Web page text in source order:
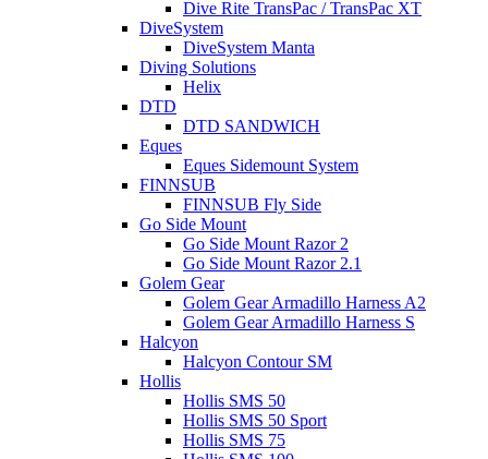
Dive Rite TransPac / TransPac XT
DiveSystem
DiveSystem Manta
Diving Solutions
Helix
DTD
DTD SANDWICH
Eques
Eques Sidemount System
FINNSUB
FINNSUB Fly Side
Go Side Mount
Go Side Mount Razor 2
Go Side Mount Razor 2.1
Golem Gear
Golem Gear Armadillo Harness A2
Golem Gear Armadillo Harness S
Halcyon
Halcyon Contour SM
Hollis
Hollis SMS 50
Hollis SMS 50 Sport
Hollis SMS 75